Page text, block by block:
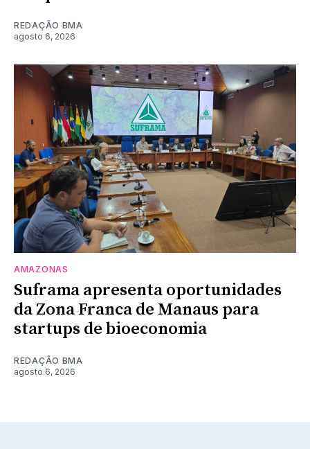
REDAÇÃO BMA
agosto 6, 2026
AMAZONAS
Suframa apresenta oportunidades
da Zona Franca de Manaus para
startups de bioeconomia
REDAÇÃO BMA
agosto 6, 2026